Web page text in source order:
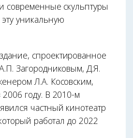
современные скульптуры
уникальную
спроектированное
Загородниковым, Д.Я.
Л.А. Косовским,
году. В 2010-м
частный кинотеатр
работал до 2022